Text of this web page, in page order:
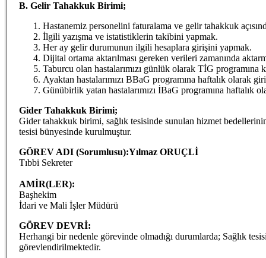
B. Gelir Tahakkuk Birimi;
Hastanemiz personelini faturalama ve gelir tahakkuk
İlgili yazışma ve istatistiklerin takibini yapmak.
Her ay gelir durumunun ilgili hesaplara girişini yapmak.
Dijital ortama aktarılması gereken verileri zamanında
Taburcu olan hastalarımızı günlük olarak TİG programına
Ayaktan hastalarımızı BBaG programına haftalık olarak
Günübirlik yatan hastalarımızı İBaG programına haftalık
Gider Tahakkuk Birimi;
Gider tahakkuk birimi, sağlık tesisinde sunulan hizmet bedellerinin
tesisi bünyesinde kurulmuştur.
GÖREV ADI (Sorumlusu):Yılmaz ORUÇLİ
Tıbbi Sekreter
AMİR(LER):
Başhekim
İdari ve Mali İşler Müdürü
GÖREV DEVRİ:
Herhangi bir nedenle görevinde olmadığı durumlarda; Sağlık
görevlendirilmektedir.